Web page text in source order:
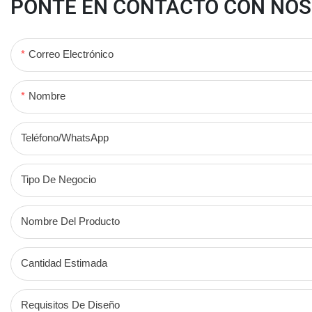
PONTE EN CONTACTO CON
Correo Electrónico
Nombre
Teléfono/WhatsApp
Tipo De Negocio
Nombre Del Producto
Cantidad Estimada
Requisitos De Diseño